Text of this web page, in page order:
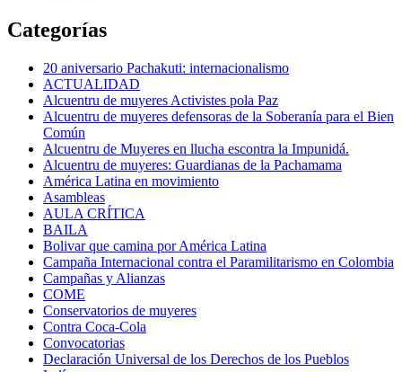
Categorías
20 aniversario Pachakuti: internacionalismo
ACTUALIDAD
Alcuentru de muyeres Activistes pola Paz
Alcuentru de muyeres defensoras de la Soberanía para el Bien
Común
Alcuentru de Muyeres en llucha escontra la Impunidá.
Alcuentru de muyeres: Guardianas de la Pachamama
América Latina en movimiento
Asambleas
AULA CRÍTICA
BAILA
Bolivar que camina por América Latina
Campaña Internacional contra el Paramilitarismo en Colombia
Campañas y Alianzas
COME
Conservatorios de muyeres
Contra Coca-Cola
Convocatorias
Declaración Universal de los Derechos de los Pueblos